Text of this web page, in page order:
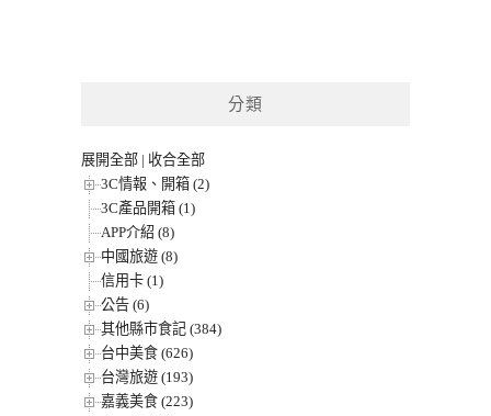
分類
展開全部 | 收合全部
3C情報、開箱 (2)
3C產品開箱 (1)
APP介紹 (8)
中國旅遊 (8)
信用卡 (1)
公告 (6)
其他縣市食記 (384)
台中美食 (626)
台灣旅遊 (193)
嘉義美食 (223)